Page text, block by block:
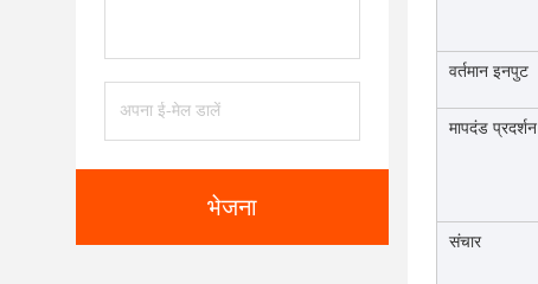
भेजना
वर्तमान इनपुट
मापदंड प्रदर्शन
संचार